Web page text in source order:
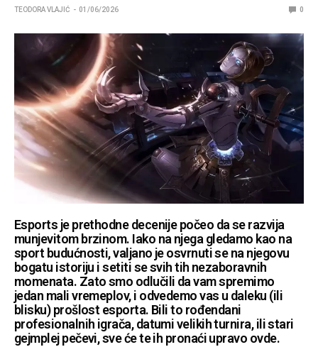
TEODORA VLAJIĆ 01/06/2026 0
Esports je prethodne decenije počeo da se razvija
munjevitom brzinom. Iako na njega gledamo kao na
sport budućnosti, valjano je osvrnuti se na njegovu
bogatu istoriju i setiti se svih tih nezaboravnih
momenata. Zato smo odlučili da vam spremimo
jedan mali vremeplov, i odvedemo vas u daleku (ili
blisku) prošlost esporta. Bili to rođendani
profesionalnih igrača, datumi velikih turnira, ili stari
gejmplej pečevi, sve će te ih pronaći upravo ovde.